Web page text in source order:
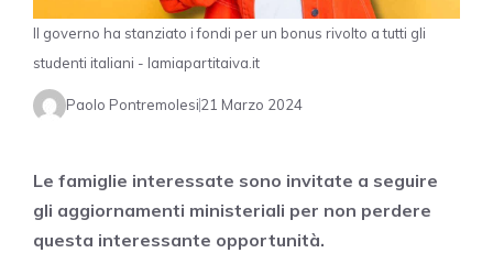
Il governo ha stanziato i fondi per un bonus rivolto a tutti gli
studenti italiani - lamiapartitaiva.it
Paolo Pontremolesi21 Marzo 2024
Le famiglie interessate sono invitate a seguire
gli aggiornamenti ministeriali per non perdere
questa interessante opportunità.